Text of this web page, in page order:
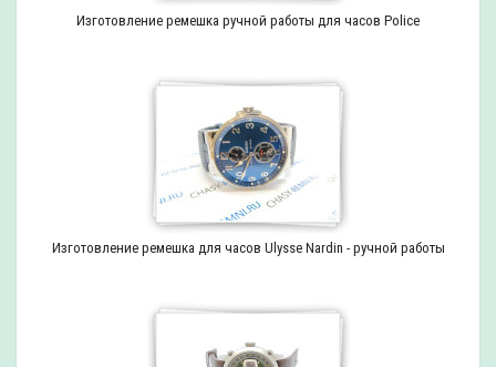
Изготовление ремешка ручной работы для часов Police
Изготовление ремешка для часов Ulysse Nardin - ручной работы